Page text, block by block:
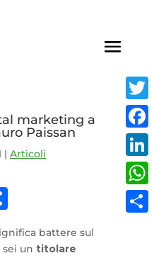
marketing a
Paissan
| Articoli
Condividi
battere sul
un titolare